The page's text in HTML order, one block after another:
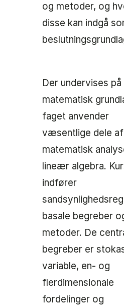
og metoder, og
disse kan indgå
Der undervises
matematisk
faget anvender
væsentlige dele af
matematisk
lineær algebra.
indfører
basale begreber
metoder. De
begreber er
variable, en- og
flerdimensionale
fordelinger og